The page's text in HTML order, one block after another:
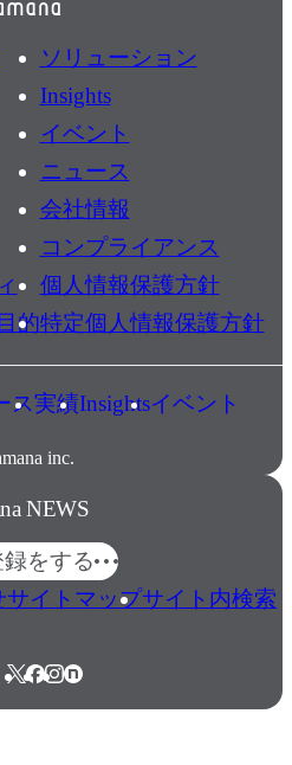
ソリューション
Insights
イベント
ニュース
会社情報
コンプライアンス
個人情報保護方針
的特定個人情報保護方針
inc.
ス実績Insightsイベント
NEWS
をする
サイトマップサイト内検索